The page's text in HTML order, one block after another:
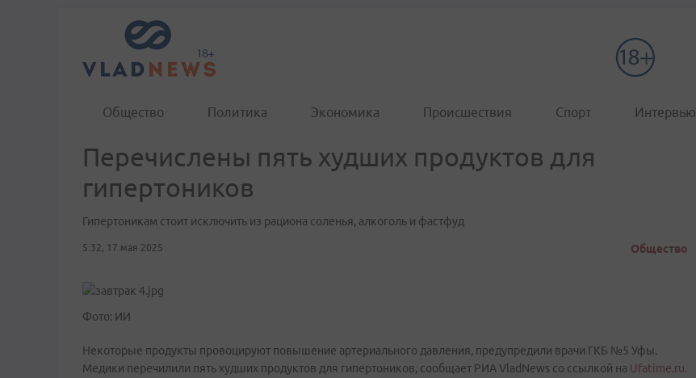
Общество Политика Экономика Происшествия Спорт Интервью
Перечислены пять худших продуктов для
гипертоников
Гипертоникам стоит исключить из рациона соленья, алкоголь и фастфуд
5:32, 17 мая 2025 Общество
Фото: ИИ
Некоторые продукты провоцируют повышение артериального давления, предупредили врачи ГКБ №5 Уфы.
Медики перечилили пять худших продуктов для гипертоников, сообщает РИА VladNews со ссылкой на Ufatime.ru.